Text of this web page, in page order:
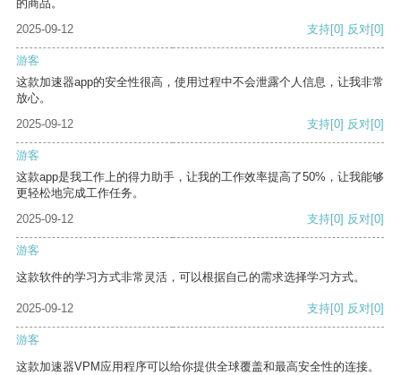
的商品。
2025-09-12
支持[0] 反对[0]
游客
这款加速器app的安全性很高，使用过程中不会泄露个人信息，让我非常
放心。
2025-09-12
支持[0] 反对[0]
游客
这款app是我工作上的得力助手，让我的工作效率提高了50%，让我能够
更轻松地完成工作任务。
2025-09-12
支持[0] 反对[0]
游客
这款软件的学习方式非常灵活，可以根据自己的需求选择学习方式。
2025-09-12 支持[0] 反对[0]
游客
这款加速器VPM应用程序可以给你提供全球覆盖和最高安全性的连接。